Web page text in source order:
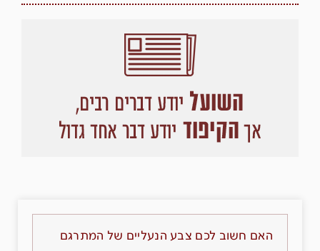
האם חשוב לכם צבע הנעליים של המתרגם